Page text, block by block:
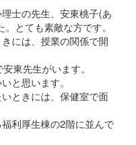
士の先生、安東桃子(あ
とても素敵な方です。
には、授業の関係で開
東先生がいます。
と思います。
ときには、保健室で面
利厚生棟の2階に並んで